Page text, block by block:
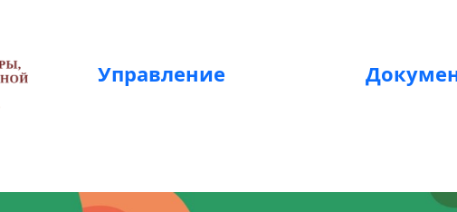
Управление